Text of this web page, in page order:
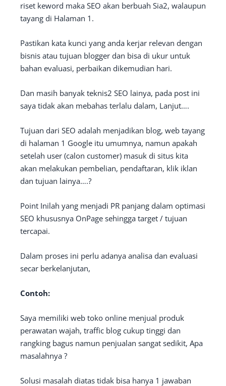
riset keword maka SEO akan berbuah Sia2, walaupun
tayang di Halaman 1.
Pastikan kata kunci yang anda kerjar relevan dengan
bisnis atau tujuan blogger dan bisa di ukur untuk
bahan evaluasi, perbaikan dikemudian hari.
Dan masih banyak teknis2 SEO lainya, pada post ini
saya tidak akan mebahas terlalu dalam, Lanjut….
Tujuan dari SEO adalah menjadikan blog, web tayang
di halaman 1 Google itu umumnya, namun apakah
setelah user (calon customer) masuk di situs kita
akan melakukan pembelian, pendaftaran, klik iklan
dan tujuan lainya….?
Point Inilah yang menjadi PR panjang dalam optimasi
SEO khususnya OnPage sehingga target / tujuan
tercapai.
Dalam proses ini perlu adanya analisa dan evaluasi
secar berkelanjutan,
Contoh:
Saya memiliki web toko online menjual produk
perawatan wajah, traffic blog cukup tinggi dan
rangking bagus namun penjualan sangat sedikit, Apa
masalahnya ?
Solusi masalah diatas tidak bisa hanya 1 jawaban